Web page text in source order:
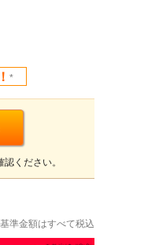
*
ください。
準金額はすべて税込